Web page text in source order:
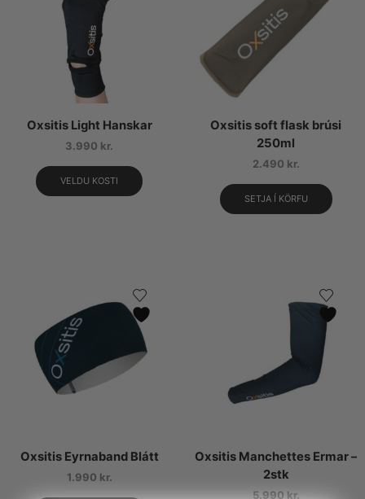
Oxsitis Light Hanskar
3.990 kr.
VELDU KOSTI
Oxsitis soft flask brúsi
250ml
2.490 kr.
SETJA Í KÖRFU
Oxsitis Eyrnaband Blátt
1.990 kr.
Oxsitis Manchettes Ermar –
2stk
5.990kr.